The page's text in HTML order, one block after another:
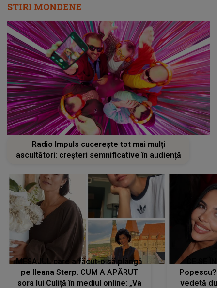
STIRI MONDENE
Radio Impuls cucerește tot mai mulți
ascultători: creșteri semnificative în audiență
MESAJUL care a făcut-o să plângă
pe Ileana Sterp. CUM A APĂRUT
sora lui Culiță în mediul online: „Va
vedetă